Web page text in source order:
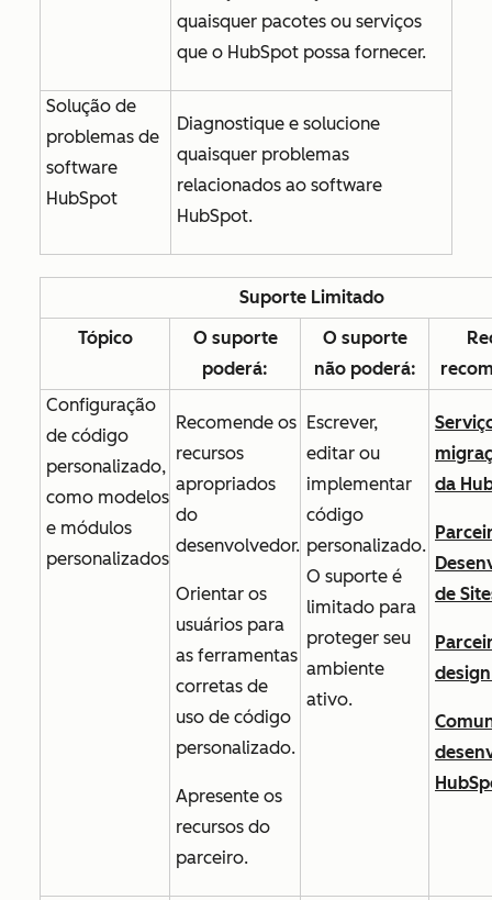
quaisquer pacotes ou serviços
que o HubSpot possa fornecer.
Solução de
problemas de
software
HubSpot
Diagnostique e solucione
quaisquer problemas
relacionados ao software
HubSpot.
Suporte Limitado
Tópico
O suporte
poderá:
O suporte
não poderá:
Configuração
de código
personalizado,
como modelos
e módulos
personalizados
Recomende os
recursos
apropriados
do
desenvolvedor.
Orientar os
usuários para
as ferramentas
corretas de
uso de código
personalizado.
Apresente os
recursos do
parceiro.
Escrever,
editar ou
implementar
código
personalizado.
O suporte é
limitado para
proteger seu
ambiente
ativo.
da
de